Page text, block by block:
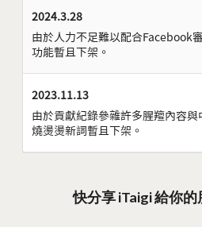
2024.3.28
由於人力不足難以配合Facebook
功能暫且下架。
2023.11.13
由於貢獻紀錄參雜許多腥羶內容與
燒燙燙新詞暫且下架。
快分享 iTaigi 給你的